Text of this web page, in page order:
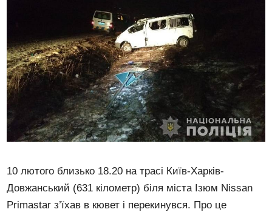
10 лютого близько 18.20 на трасі Київ-Харків-
Довжанський (631 кілометр) біля міста Ізюм Nissan
Primastar з’їхав в кювет і перекинувся. Про це